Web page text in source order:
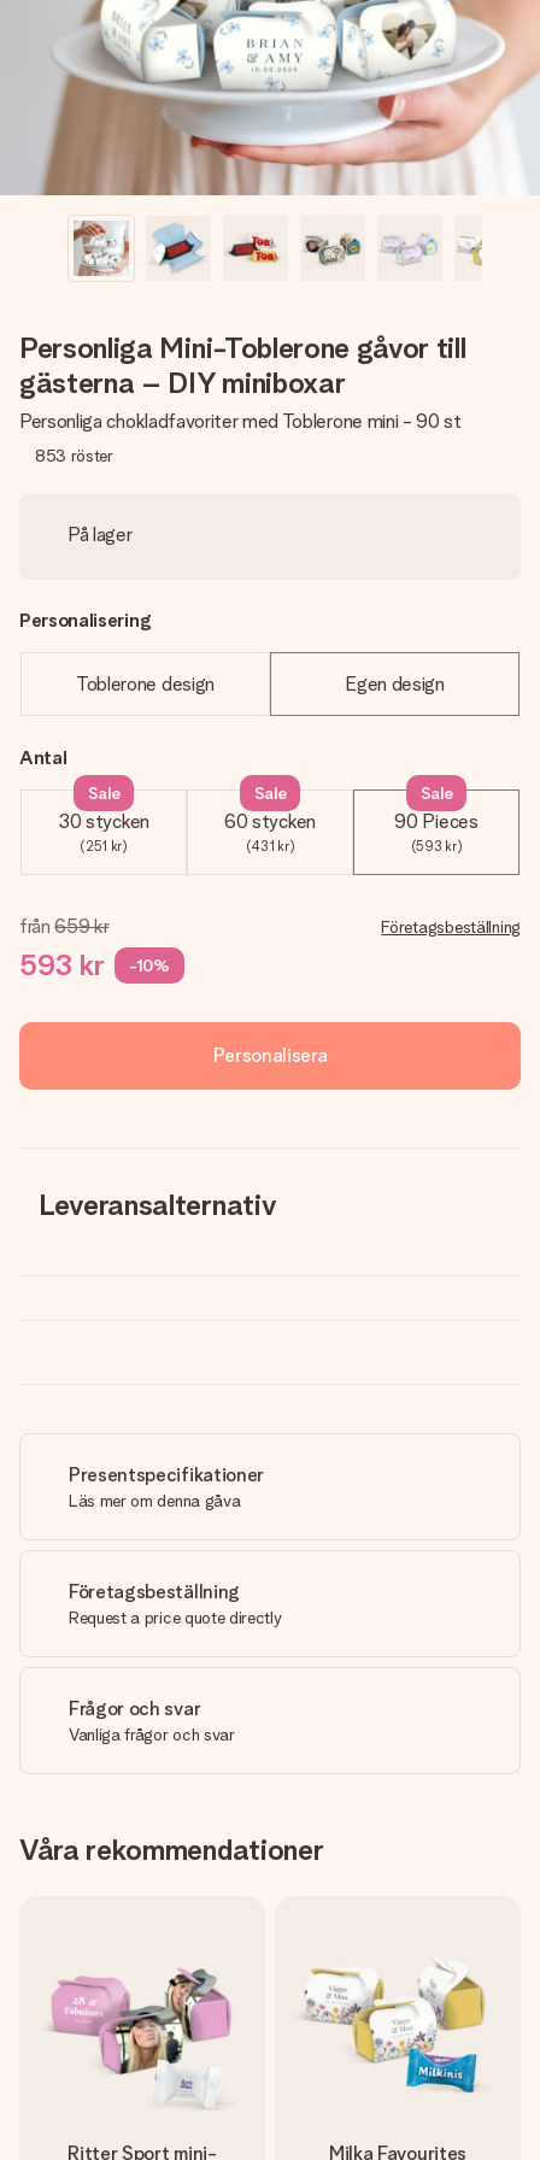
namn, ditt foto eller ett meddelande som verkligen berör
hennes hjärta. Inget krångel, bara med all kärlek för stunden.
Personliga Mini-Toblerone gåvor till
gästerna – DIY miniboxar
Personliga chokladfavoriter med Toblerone mini - 90 st
853 röster
På lager
Personalisering
Toblerone design Egen design
Antal
30 stycken
(251 kr)
Sale
60 stycken
(431 kr)
Sale
90 Pieces
(593 kr)
Sale
från 659 kr
593 kr -10%
Företagsbeställning
Personalisera
Leveransalternativ
Presentspecifikationer
Läs mer om denna gåva
Företagsbeställning
Request a price quote directly
Frågor och svar
Vanliga frågor och svar
Våra rekommendationer
Ritter Sport mini- Milka Favourites